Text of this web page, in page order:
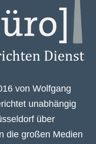
von Wolfgang
unabhängig
über
die großen Medien